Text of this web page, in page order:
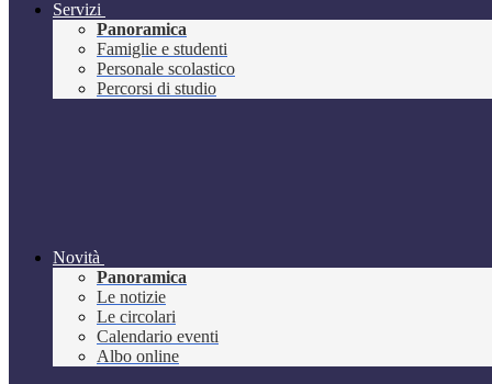
Servizi
Panoramica
Famiglie e studenti
Personale scolastico
Percorsi di studio
Novità
Panoramica
Le notizie
Le circolari
Calendario eventi
Albo online